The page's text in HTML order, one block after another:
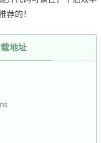
的！
地址